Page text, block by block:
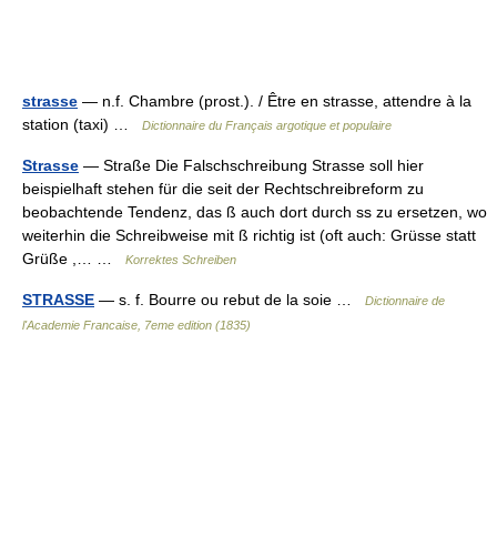
strasse — n.f. Chambre (prost.). / Être en strasse, attendre à la
station (taxi) …
Dictionnaire du Français argotique et populaire
Strasse — Straße Die Falschschreibung Strasse soll hier
beispielhaft stehen für die seit der Rechtschreibreform zu
beobachtende Tendenz, das ß auch dort durch ss zu ersetzen, wo
weiterhin die Schreibweise mit ß richtig ist (oft auch: Grüsse statt
Grüße ,… …
Korrektes Schreiben
STRASSE — s. f. Bourre ou rebut de la soie …
Dictionnaire de
l'Academie Francaise, 7eme edition (1835)